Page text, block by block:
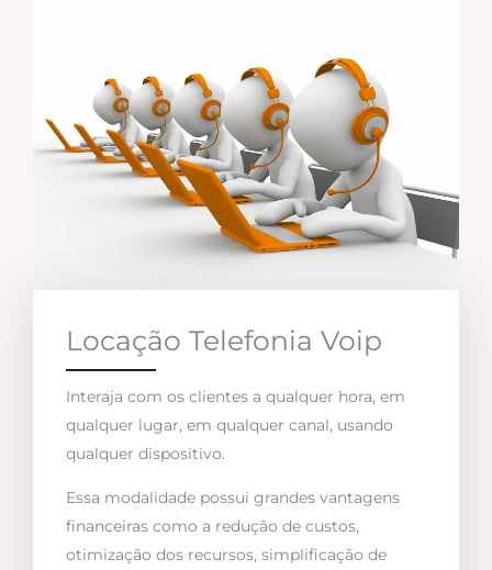
Locação Telefonia Voip
Interaja com os clientes a qualquer hora, em
qualquer lugar, em qualquer canal, usando
qualquer dispositivo.
Essa modalidade possui grandes vantagens
financeiras como a redução de custos,
otimização dos recursos, simplificação de